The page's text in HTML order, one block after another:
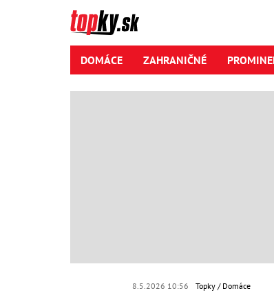
DOMÁCE ZAHRANIČNÉ
8.5.2026 10:56 Topky Domáce